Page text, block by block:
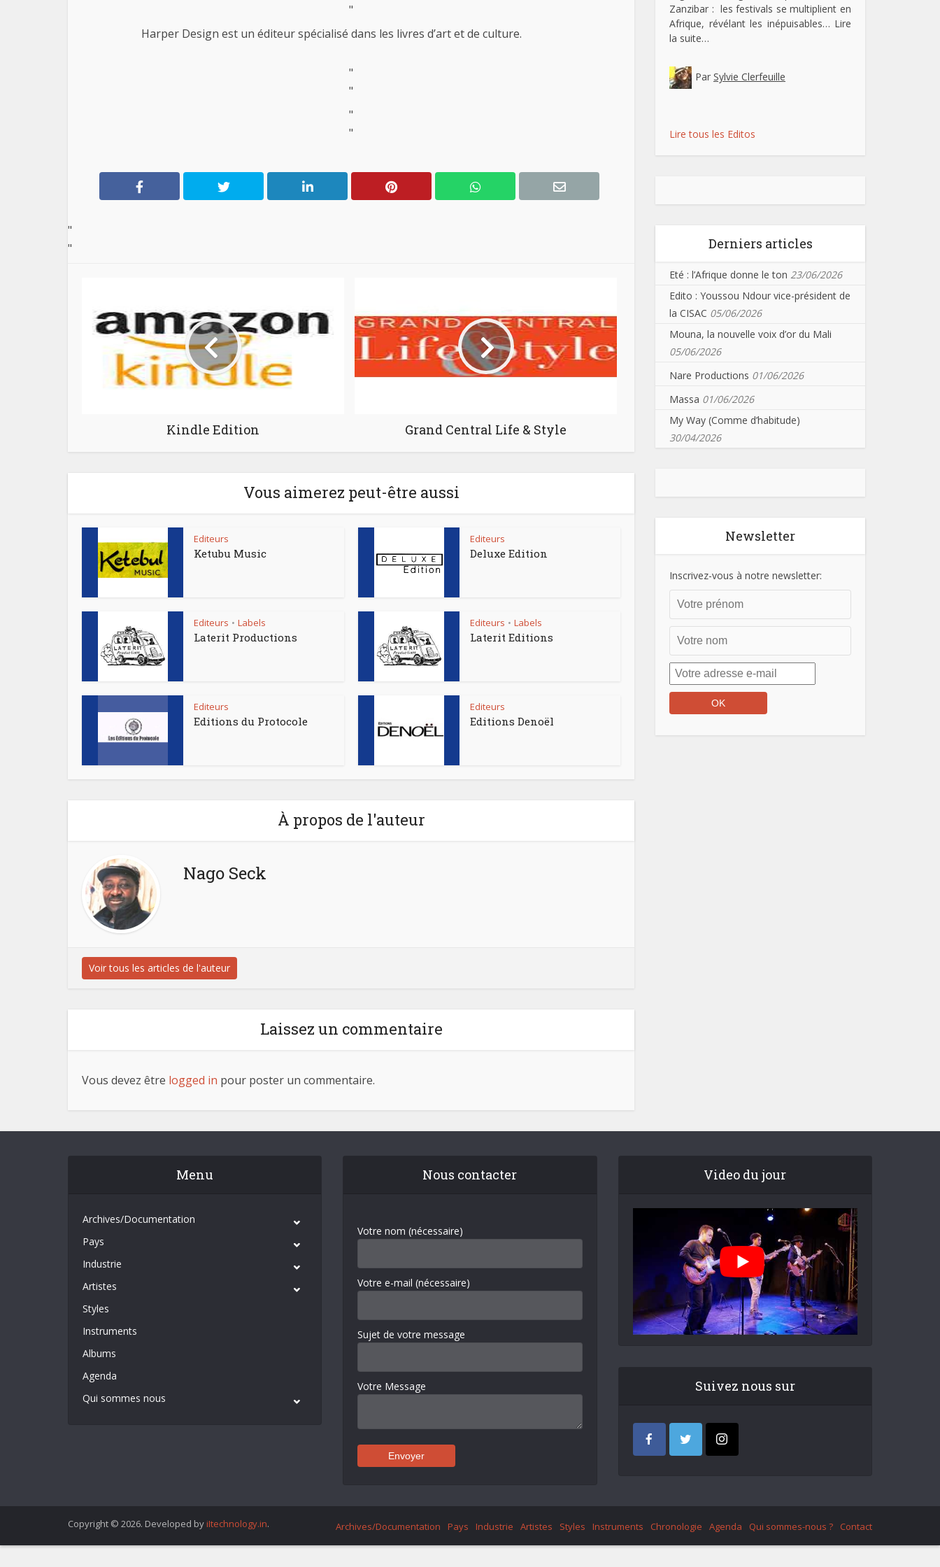
"
Harper Design est un éditeur spécialisé dans les livres d’art et de culture.
"
"
"
"
"
"
Kindle Edition Grand Central Life & Style
Vous aimerez peut-être aussi
Editeurs
Ketubu Music
Editeurs
Deluxe Edition
Editeurs • Labels
Laterit Productions
Editeurs • Labels
Laterit Editions
Editeurs
Editions du Protocole
Editeurs
Editions Denoël
À propos de l'auteur
Nago Seck
Voir tous les articles de l'auteur
Laissez un commentaire
Vous devez être logged in pour poster un commentaire.
Zanzibar : les festivals se multiplient en
Afrique, révélant les inépuisables… Lire
la suite…
Par Sylvie Clerfeuille
Lire tous les Editos
Derniers articles
Eté : l’Afrique donne le ton 23/06/2026
Edito : Youssou Ndour vice-président de
la CISAC 05/06/2026
Mouna, la nouvelle voix d’or du Mali
05/06/2026
Nare Productions 01/06/2026
Massa 01/06/2026
My Way (Comme d’habitude)
30/04/2026
Newsletter
Inscrivez-vous à notre newsletter:
Menu
Archives/Documentation
Pays
Industrie
Artistes
Styles
Instruments
Albums
Agenda
Qui sommes nous
Nous contacter
Votre nom (nécessaire)
Votre e-mail (nécessaire)
Sujet de votre message
Votre Message
Video du jour
Suivez nous sur
Copyright © 2026. Developed by iItechnology.in. Archives/Documentation Pays Industrie Artistes Styles Instruments Chronologie Agenda Qui sommes-nous ? Contact